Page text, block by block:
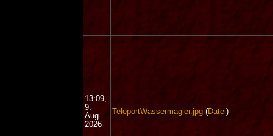
13:09,
9.
Aug.
2026
TeleportWassermagier.jpg(Datei)